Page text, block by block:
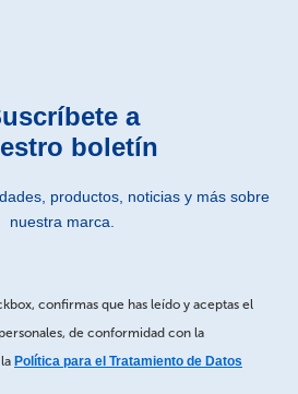
a
boletín
productos, noticias y más sobre
nuestra marca.
confirmas que has leído y aceptas el
de conformidad con la
Política para el Tratamiento de Datos